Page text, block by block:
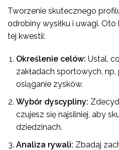
Tworzenie skutecznego
odrobiny wysiłku i uwagi.
tej kwestii:
Określenie celów: Ustal,
zakładach sportowych,
osiąganie zysków.
Wybór dyscypliny:
czujesz się najsilniej, aby
dziedzinach.
Analiza rywali: Zbadaj